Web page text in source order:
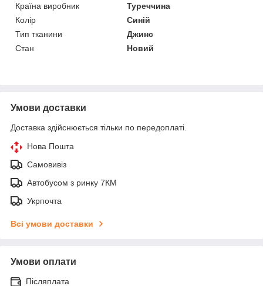
Країна виробник
Туреччина
Колір
Синій
Тип тканини
Джинс
Стан
Новий
Умови доставки
Доставка здійснюється тільки по передоплаті.
Нова Пошта
Самовивіз
Автобусом з ринку 7КМ
Укрпочта
Всі умови доставки
Умови оплати
Післяплата